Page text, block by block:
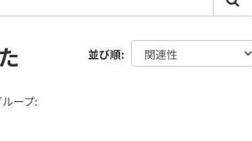
並び順
ープ: